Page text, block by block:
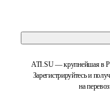
ATI.SU — крупнейшая в
Зарегистрируйтесь и
на